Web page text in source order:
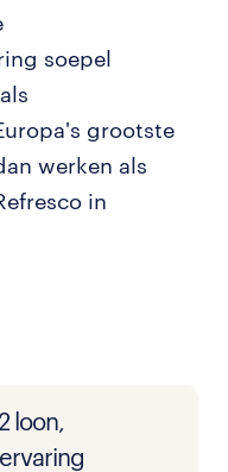
soepel
grootste
werken als
in
loon,